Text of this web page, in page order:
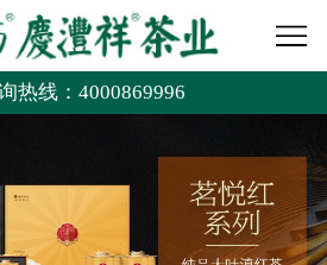
热线：4000869996